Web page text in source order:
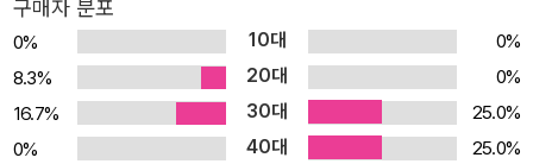
확인하고픈 사람, 친구끼리 오래도록 기억되는 추억을 만들고픈 사
람, 모임의 의미와 즐거움을 배가시키고 싶은 사람, 누구든 어떤 형태
라도 좋다. 아름다운 자전거 길은 지금 내 집 앞에서 바다까지 이어져
있고, 강과 산들바람이 환영한다. 이 책이 바로 바다로 향하는 리버 로
드의 출발점이 될 것이다. 이 책의 마지막에 등장하는 일본인 후따가
구매자 분포
0% 10대
0%
8.3%
20대
0%
16.7%
30대
25.0%
0%
40대
25.0%